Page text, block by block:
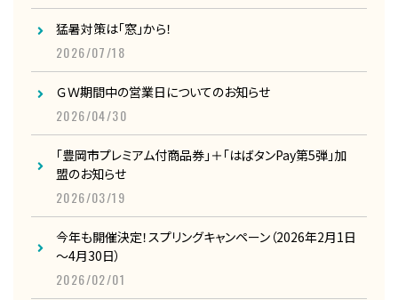
猛暑対策は「窓」から！
2026/07/18
ＧＷ期間中の営業日についてのお知らせ
2026/04/30
「豊岡市プレミアム付商品券」＋「はばタンPay第5弾」加
盟のお知らせ
2026/03/19
今年も開催決定！スプリングキャンペーン（2026年2月1日
～4月30日）
2026/02/01